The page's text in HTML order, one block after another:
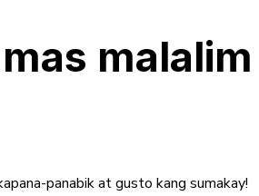
panabik at gusto kang sumakay!